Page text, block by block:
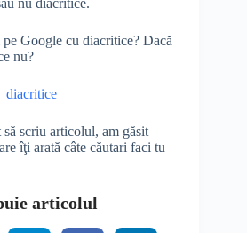
nu diacritice.
Google cu diacritice? Dacă
nu?
să scriu articolul, am găsit
îţi arată câte căutari faci tu
articolul